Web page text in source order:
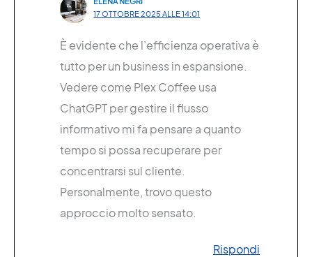
17 OTTOBRE 2025 ALLE 14:01
È evidente che l’efficienza operativa è
tutto per un business in espansione.
Vedere come Plex Coffee usa
ChatGPT per gestire il flusso
informativo mi fa pensare a quanto
tempo si possa recuperare per
concentrarsi sul cliente.
Personalmente, trovo questo
approccio molto sensato.
Rispondi